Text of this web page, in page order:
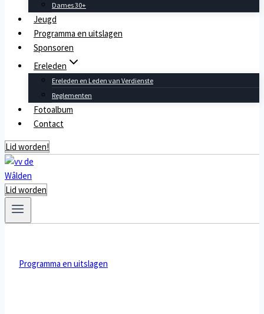
Dames 30+
Jeugd
Programma en uitslagen
Sponsoren
Ereleden
Ereleden en Leden van Verdienste
Reglementen
Fotoalbum
Contact
Lid worden!
Lid worden
Programma en uitslagen